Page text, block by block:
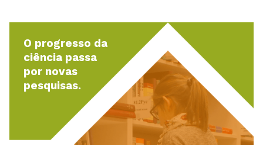
O progresso da
ciência passa
por novas
pesquisas.